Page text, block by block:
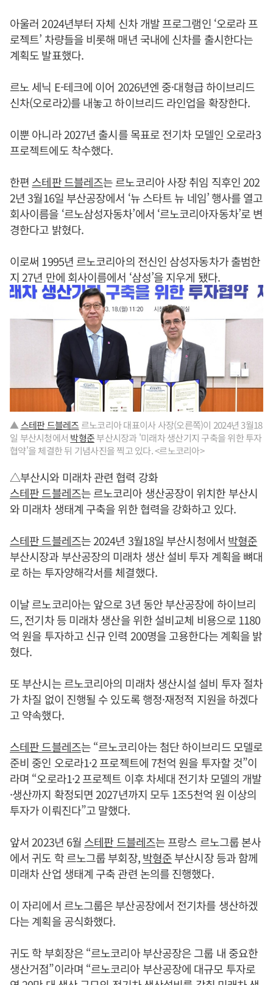
아울러 2024년부터 자체 신차 개발 프로그램인 ‘오로라 프
로젝트’ 차량들을 비롯해 매년 국내에 신차를 출시한다는
계획도 발표했다.
르노 세닉 E-테크에 이어 2026년엔 중·대형급 하이브리드
신차(오로라2)를 내놓고 하이브리드 라인업을 확장한다.
이뿐 아니라 2027년 출시를 목표로 전기차 모델인 오로라3
프로젝트에도 착수했다.
한편 스테판 드블레즈는 르노코리아 사장 취임 직후인 202
2년 3월16일 부산공장에서 ‘뉴 스타트 뉴 네임’ 행사를 열고
회사이름을 ‘르노삼성자동차’에서 ‘르노코리아자동차’로 변
경한다고 밝혔다.
이로써 1995년 르노코리아의 전신인 삼성자동차가 출범한
지 27년 만에 회사이름에서 ‘삼성’을 지우게 됐다.
▲스테판 드블레즈 르노코리아 대표이사 사장(오른쪽)이 2024년 3월18
일 부산시청에서 박형준부산시장과 '미래차 생산기지 구축을 위한 투자
협약'을 체결한 뒤 기념사진을 찍고 있다. <르노코리아>
△부산시와 미래차 관련 협력 강화
스테판 드블레즈는 르노코리아 생산공장이 위치한 부산시
와 미래차 생태계 구축을 위한 협력을 강화하고 있다.
스테판 드블레즈는 2024년 3월18일 부산시청에서 박형준
부산시장과 부산공장의 미래차 생산 설비 투자 계획을 뼈대
로 하는 투자양해각서를 체결했다.
이날 르노코리아는 앞으로 3년 동안 부산공장에 하이브리
드, 전기차 등 미래차 생산을 위한 설비교체 비용으로 1180
억 원을 투자하고 신규 인력 200명을 고용한다는 계획을 밝
혔다.
또 부산시는 르노코리아의 미래차 생산시설 설비 투자 절차
가 차질 없이 진행될 수 있도록 행정·재정적 지원을 하겠다
고 약속했다.
스테판 드블레즈는 “르노코리아는 첨단 하이브리드 모델로
준비 중인 오로라1·2 프로젝트에 7천억 원을 투자할 것”이
라며 “오로라1·2 프로젝트 이후 차세대 전기차 모델의 개발
·생산까지 확정되면 2027년까지 모두 1조5천억 원 이상의
투자가 이뤄진다”고 말했다.
앞서 2023년 6월 스테판 드블레즈는 프랑스 르노그룹 본사
에서 귀도 학 르노그룹 부회장,박형준부산시장 등과 함께
미래차 산업 생태계 구축 관련 논의를 진행했다.
이 자리에서 르노그룹은 부산공장에서 전기차를 생산하겠
다는 계획을 공식화했다.
귀도 학 부회장은 “르노코리아 부산공장은 그룹 내 중요한
생산거점”이라며 “르노코리아 부산공장에 대규모 투자로